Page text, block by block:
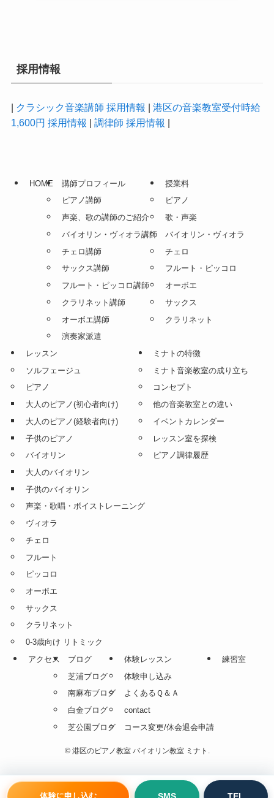
採用情報
| クラシック音楽講師 採用情報 | 港区の音楽教室受付時給
1,600円 採用情報 | 調律師 採用情報 |
HOME
講師プロフィール
ピアノ講師
声楽、歌の講師のご紹介
バイオリン・ヴィオラ講師
チェロ講師
サックス講師
フルート・ピッコロ講師
クラリネット講師
オーボエ講師
演奏家派遣
授業料
ピアノ
歌・声楽
バイオリン・ヴィオラ
チェロ
フルート・ピッコロ
オーボエ
サックス
クラリネット
レッスン
ソルフェージュ
ピアノ
大人のピアノ(初心者向け)
大人のピアノ(経験者向け)
子供のピアノ
バイオリン
大人のバイオリン
子供のバイオリン
声楽・歌唱・ボイストレーニング
ヴィオラ
チェロ
フルート
ピッコロ
オーボエ
サックス
クラリネット
0-3歳向け リトミック
ミナトの特徴
ミナト音楽教室の成り立ち
コンセプト
他の音楽教室との違い
イベントカレンダー
レッスン室を探検
ピアノ調律履歴
アクセス
ブログ
芝浦ブログ
南麻布ブログ
白金ブログ
芝公園ブログ
体験レッスン
体験申し込み
よくあるＱ＆Ａ
contact
コース変更/休会退会申請
練習室
©港区のピアノ教室 バイオリン教室 ミナト.
体験に申し込む